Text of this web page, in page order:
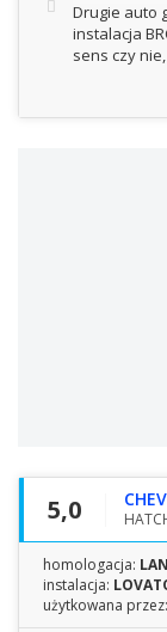
Drugie auto
instalacja
sens czy
5,0
homologacja:
instalacja:
użytkowana przez: